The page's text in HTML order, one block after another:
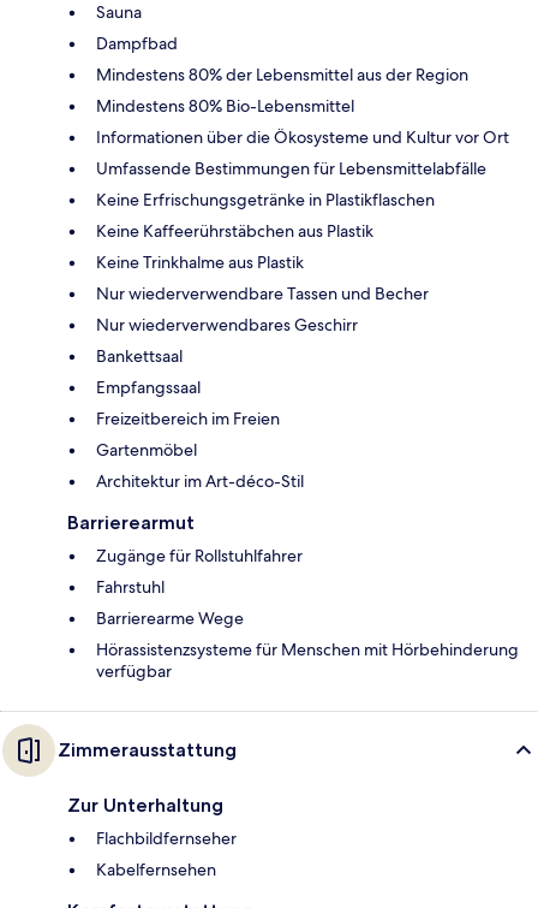
Sauna
Dampfbad
Mindestens 80% der Lebensmittel aus der Region
Mindestens 80% Bio-Lebensmittel
Informationen über die Ökosysteme und Kultur vor Ort
Umfassende Bestimmungen für Lebensmittelabfälle
Keine Erfrischungsgetränke in Plastikflaschen
Keine Kaffeerührstäbchen aus Plastik
Keine Trinkhalme aus Plastik
Nur wiederverwendbare Tassen und Becher
Nur wiederverwendbares Geschirr
Bankettsaal
Empfangssaal
Freizeitbereich im Freien
Gartenmöbel
Architektur im Art-déco-Stil
Barrierearmut
Zugänge für Rollstuhlfahrer
Fahrstuhl
Barrierearme Wege
Hörassistenzsysteme für Menschen mit Hörbehinderung
verfügbar
Zimmerausstattung
Zur Unterhaltung
Flachbildfernseher
Kabelfernsehen